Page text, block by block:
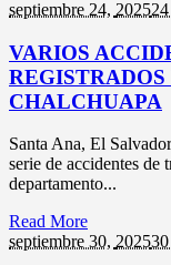
septiembre 24, 2025
VARIOS
CHALCHUAPA
Santa Ana, El
serie de accidentes de
departamento...
Read More
septiembre 30, 2025